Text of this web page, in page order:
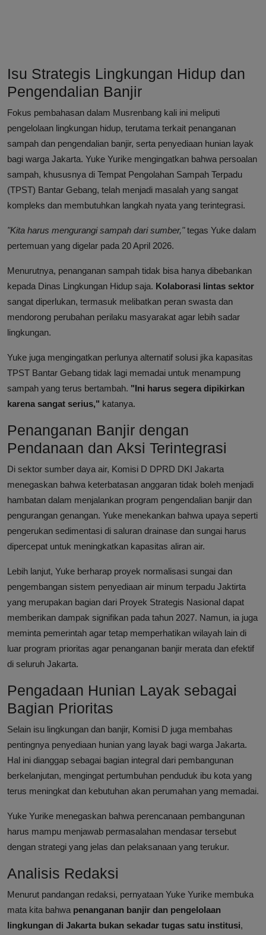
Isu Strategis Lingkungan Hidup dan
Pengendalian Banjir
Fokus pembahasan dalam Musrenbang kali ini meliputi
pengelolaan lingkungan hidup, terutama terkait penanganan
sampah dan pengendalian banjir, serta penyediaan hunian layak
bagi warga Jakarta. Yuke Yurike mengingatkan bahwa persoalan
sampah, khususnya di Tempat Pengolahan Sampah Terpadu
(TPST) Bantar Gebang, telah menjadi masalah yang sangat
kompleks dan membutuhkan langkah nyata yang terintegrasi.
"Kita harus mengurangi sampah dari sumber,"tegas Yuke dalam
pertemuan yang digelar pada 20 April 2026.
Menurutnya, penanganan sampah tidak bisa hanya dibebankan
kepada Dinas Lingkungan Hidup saja. Kolaborasi lintas sektor
sangat diperlukan, termasuk melibatkan peran swasta dan
mendorong perubahan perilaku masyarakat agar lebih sadar
lingkungan.
Yuke juga mengingatkan perlunya alternatif solusi jika kapasitas
TPST Bantar Gebang tidak lagi memadai untuk menampung
sampah yang terus bertambah. "Ini harus segera dipikirkan
karena sangat serius," katanya.
Penanganan Banjir dengan
Pendanaan dan Aksi Terintegrasi
Di sektor sumber daya air, Komisi D DPRD DKI Jakarta
menegaskan bahwa keterbatasan anggaran tidak boleh menjadi
hambatan dalam menjalankan program pengendalian banjir dan
pengurangan genangan. Yuke menekankan bahwa upaya seperti
pengerukan sedimentasi di saluran drainase dan sungai harus
dipercepat untuk meningkatkan kapasitas aliran air.
Lebih lanjut, Yuke berharap proyek normalisasi sungai dan
pengembangan sistem penyediaan air minum terpadu Jaktirta
yang merupakan bagian dari Proyek Strategis Nasional dapat
memberikan dampak signifikan pada tahun 2027. Namun, ia juga
meminta pemerintah agar tetap memperhatikan wilayah lain di
luar program prioritas agar penanganan banjir merata dan efektif
di seluruh Jakarta.
Pengadaan Hunian Layak sebagai
Bagian Prioritas
Selain isu lingkungan dan banjir, Komisi D juga membahas
pentingnya penyediaan hunian yang layak bagi warga Jakarta.
Hal ini dianggap sebagai bagian integral dari pembangunan
berkelanjutan, mengingat pertumbuhan penduduk ibu kota yang
terus meningkat dan kebutuhan akan perumahan yang memadai.
Yuke Yurike menegaskan bahwa perencanaan pembangunan
harus mampu menjawab permasalahan mendasar tersebut
dengan strategi yang jelas dan pelaksanaan yang terukur.
Analisis Redaksi
Menurut pandangan redaksi, pernyataan Yuke Yurike membuka
mata kita bahwa penanganan banjir dan pengelolaan
lingkungan di Jakarta bukan sekadar tugas satu institusi,